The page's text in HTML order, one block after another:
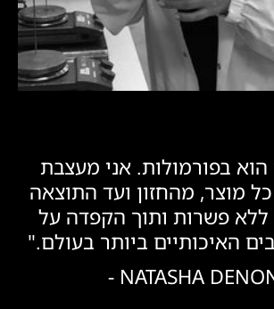
בפורמולות. אני מעצבת
מוצר, מהחזון ועד התוצאה
פשרות ותוך הקפדה על
האיכותיים ביותר בעולם."
NATASHA